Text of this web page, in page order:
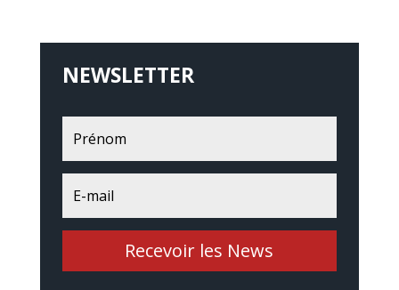
NEWSLETTER
Recevoir les News